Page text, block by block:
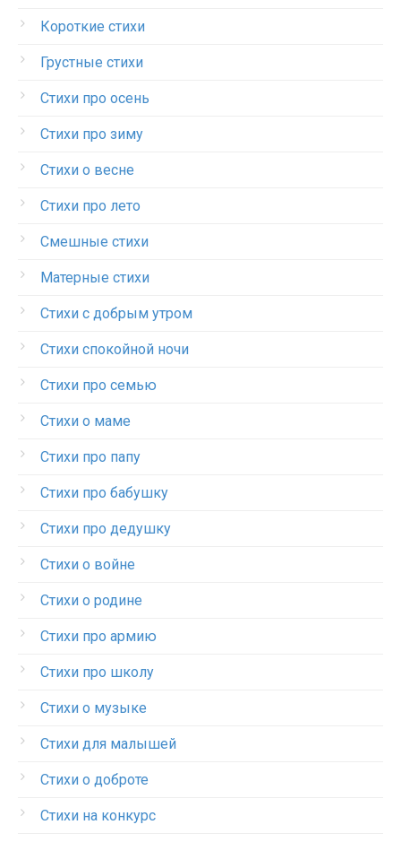
Короткие стихи
Грустные стихи
Стихи про осень
Стихи про зиму
Стихи о весне
Стихи про лето
Смешные стихи
Матерные стихи
Стихи с добрым утром
Стихи спокойной ночи
Стихи про семью
Стихи о маме
Стихи про папу
Стихи про бабушку
Стихи про дедушку
Стихи о войне
Стихи о родине
Стихи про армию
Стихи про школу
Стихи о музыке
Стихи для малышей
Стихи о доброте
Стихи на конкурс